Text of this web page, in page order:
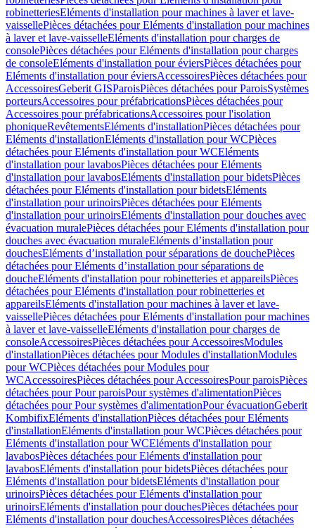
robinetteriesEléments d'installation pour machines à laver et lave-
vaissellePièces détachées pour Eléments d'installation pour machines
à laver et lave-vaisselleEléments d'installation pour charges de
consolePièces détachées pour Eléments d'installation pour charges
de consoleEléments d'installation pour éviersPièces détachées pour
Eléments d'installation pour éviersAccessoiresPièces détachées pour
AccessoiresGeberit GISParoisPièces détachées pour ParoisSystèmes
porteursAccessoires pour préfabricationsPièces détachées pour
Accessoires pour préfabricationsAccessoires pour l'isolation
phoniqueRevêtementsEléments d'installationPièces détachées pour
Eléments d'installationEléments d'installation pour WCPièces
détachées pour Eléments d'installation pour WCEléments
d'installation pour lavabosPièces détachées pour Eléments
d'installation pour lavabosEléments d'installation pour bidetsPièces
détachées pour Eléments d'installation pour bidetsEléments
d'installation pour urinoirsPièces détachées pour Eléments
d'installation pour urinoirsEléments d'installation pour douches avec
évacuation muralePièces détachées pour Eléments d'installation pour
douches avec évacuation muraleEléments d’installation pour
douchesEléments d’installation pour séparations de douchePièces
détachées pour Eléments d’installation pour séparations de
doucheEléments d'installation pour robinetteries et appareilsPièces
détachées pour Eléments d'installation pour robinetteries et
appareilsEléments d'installation pour machines à laver et lave-
vaissellePièces détachées pour Eléments d'installation pour machines
à laver et lave-vaisselleEléments d'installation pour charges de
consoleAccessoiresPièces détachées pour AccessoiresModules
d'installationPièces détachées pour Modules d'installationModules
pour WCPièces détachées pour Modules pour
WCAccessoiresPièces détachées pour AccessoiresPour paroisPièces
détachées pour Pour paroisPour systèmes d'alimentationPièces
détachées pour Pour systèmes d'alimentationPour évacuationGeberit
KombifixEléments d'installationPièces détachées pour Eléments
d'installationEléments d'installation pour WCPièces détachées pour
Eléments d'installation pour WCEléments d'installation pour
lavabosPièces détachées pour Eléments d'installation pour
lavabosEléments d'installation pour bidetsPièces détachées pour
Eléments d'installation pour bidetsEléments d'installation pour
urinoirsPièces détachées pour Eléments d'installation pour
urinoirsEléments d'installation pour douchesPièces détachées pour
Eléments d'installation pour douchesAccessoiresPièces détachées